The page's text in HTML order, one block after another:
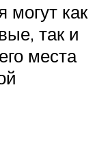
могут как
так и
места